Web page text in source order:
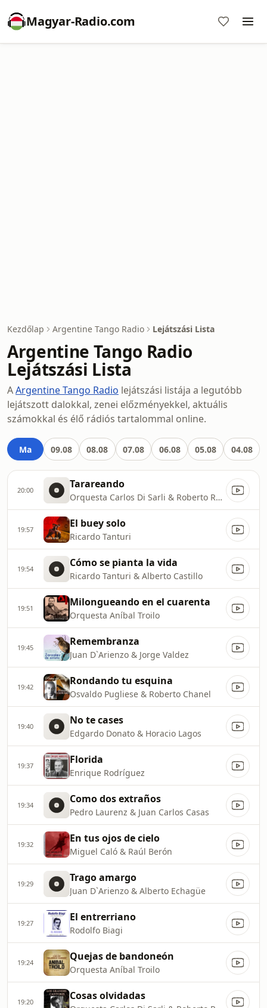
Magyar-Radio.com
Kezdőlap Argentine Tango Radio Lejátszási Lista
Argentine Tango Radio
Lejátszási Lista
AArgentine Tango Radio lejátszási listája a legutóbb
lejátszott dalokkal, zenei előzményekkel, aktuális
számokkal és élő rádiós tartalommal online.
Ma 09.08 08.08 07.08 06.08 05.08 04.08
20:00 Tarareando
Orquesta Carlos Di Sarli & Roberto Rufino
19:57 El buey solo
Ricardo Tanturi
19:54 Cómo se pianta la vida
Ricardo Tanturi & Alberto Castillo
19:51 Milongueando en el cuarenta
Orquesta Aníbal Troilo
19:45 Remembranza
Juan D`Arienzo & Jorge Valdez
19:42 Rondando tu esquina
Osvaldo Pugliese & Roberto Chanel
19:40 No te cases
Edgardo Donato & Horacio Lagos
19:37 Florida
Enrique Rodríguez
19:34 Como dos extraños
Pedro Laurenz & Juan Carlos Casas
19:32 En tus ojos de cielo
Miguel Caló & Raúl Berón
19:29 Trago amargo
Juan D`Arienzo & Alberto Echagüe
19:27 El entrerriano
Rodolfo Biagi
19:24 Quejas de bandoneón
Orquesta Aníbal Troilo
19:20 Cosas olvidadas